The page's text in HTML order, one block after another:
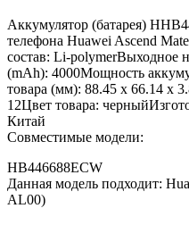
Аккумулятор (батарея)
телефона Huawei Ascend
состав: Li-polymerВыходное
(mAh): 4000Мощность
товара (мм): 88.45 x 66.14 x
12Цвет товара:
Китай
Совместимые модели:
HB446688ECW
Данная модель подходит:
AL00)